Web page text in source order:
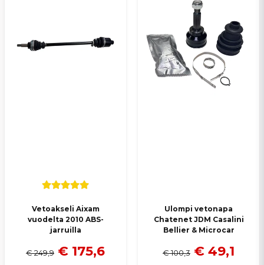
Vetoakseli Aixam
vuodelta 2010 ABS-
jarruilla
€ 249,9 € 175,6
Ulompi vetonapa
Chatenet JDM Casalini
Bellier & Microcar
€ 100,3 € 49,1